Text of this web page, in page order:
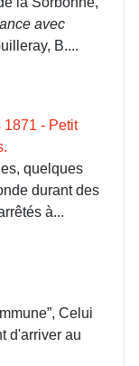
avec
B....
1871 - Petit
quelques
durant des
à...
Celui
d'arriver au